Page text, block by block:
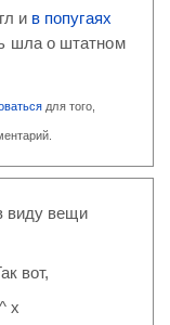
и в попугаях
шла о штатном
для того,
виду вещи
вот,
x